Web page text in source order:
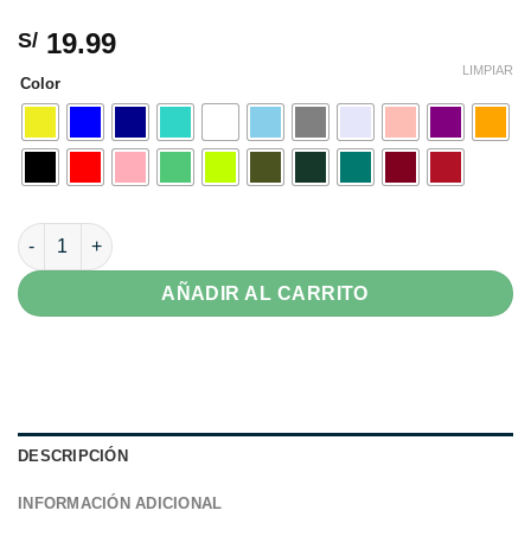
S/ 19.99
Color
LIMPIAR
Correa Para Amazfit GTS3 Colores cantidad
AÑADIR AL CARRITO
DESCRIPCIÓN
INFORMACIÓN ADICIONAL